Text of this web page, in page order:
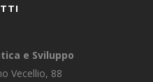
e Sviluppo
Vecellio, 88